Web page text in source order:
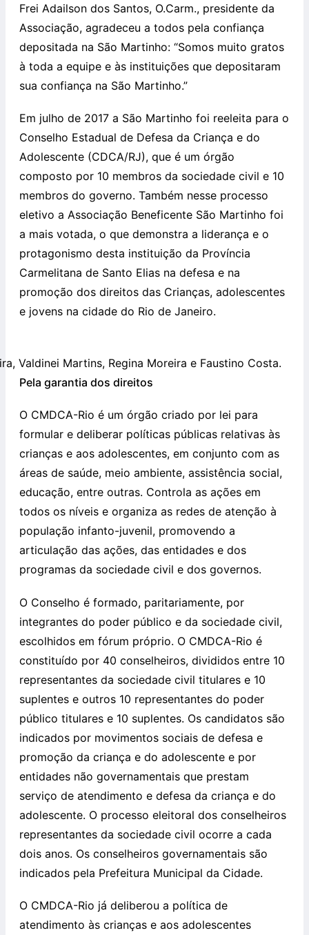
Frei Adailson dos Santos, O.Carm., presidente da
Associação, agradeceu a todos pela confiança
depositada na São Martinho: “Somos muito gratos
à toda a equipe e às instituições que depositaram
sua confiança na São Martinho.”
Em julho de 2017 a São Martinho foi reeleita para o
Conselho Estadual de Defesa da Criança e do
Adolescente (CDCA/RJ), que é um órgão
composto por 10 membros da sociedade civil e 10
membros do governo. Também nesse processo
eletivo a Associação Beneficente São Martinho foi
a mais votada, o que demonstra a liderança e o
protagonismo desta instituição da Província
Carmelitana de Santo Elias na defesa e na
promoção dos direitos das Crianças, adolescentes
e jovens na cidade do Rio de Janeiro.
Valdinei Martins, Regina Moreira e Faustino Costa.
Pela garantia dos direitos
O CMDCA-Rio é um órgão criado por lei para
formular e deliberar políticas públicas relativas às
crianças e aos adolescentes, em conjunto com as
áreas de saúde, meio ambiente, assistência social,
educação, entre outras. Controla as ações em
todos os níveis e organiza as redes de atenção à
população infanto-juvenil, promovendo a
articulação das ações, das entidades e dos
programas da sociedade civil e dos governos.
O Conselho é formado, paritariamente, por
integrantes do poder público e da sociedade civil,
escolhidos em fórum próprio. O CMDCA-Rio é
constituído por 40 conselheiros, divididos entre 10
representantes da sociedade civil titulares e 10
suplentes e outros 10 representantes do poder
público titulares e 10 suplentes. Os candidatos são
indicados por movimentos sociais de defesa e
promoção da criança e do adolescente e por
entidades não governamentais que prestam
serviço de atendimento e defesa da criança e do
adolescente. O processo eleitoral dos conselheiros
representantes da sociedade civil ocorre a cada
dois anos. Os conselheiros governamentais são
indicados pela Prefeitura Municipal da Cidade.
O CMDCA-Rio já deliberou a política de
atendimento às crianças e aos adolescentes